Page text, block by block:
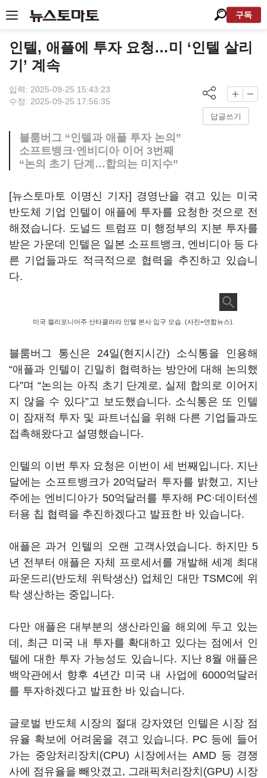
구독
인텔, 애플에 투자 요청…미 ‘인텔 살리
기’ 계속
입력: 2025-09-25 15:43:23
수정: 2025-09-25 17:56:35
답글쓰기
블룸버그 “인텔과 애플 투자 논의”
소프트뱅크·엔비디아 이어 3번째
“논의 초기 단계…합의는 미지수”
[뉴스토마토 이명신 기자] 경영난을 겪고 있는 미국
반도체 기업 인텔이 애플에 투자를 요청한 것으로 전
해졌습니다. 도널드 트럼프 미 행정부의 지분 투자를
받은 가운데 인텔은 일본 소프트뱅크, 엔비디아 등 다
른 기업들과도 적극적으로 협력을 추진하고 있습니
다.
미국 캘리포니아주 산타클라라 인텔 본사 입구 모습. (사진=연합뉴스).
블룸버그 통신은 24일(현지시간) 소식통을 인용해
“애플과 인텔이 긴밀히 협력하는 방안에 대해 논의했
다”며 “논의는 아직 초기 단계로, 실제 합의로 이어지
지 않을 수 있다”고 보도했습니다. 소식통은 또 인텔
이 잠재적 투자 및 파트너십을 위해 다른 기업들과도
접촉해왔다고 설명했습니다.
인텔의 이번 투자 요청은 이번이 세 번째입니다. 지난
달에는 소프트뱅크가 20억달러 투자를 밝혔고, 지난
주에는 엔비디아가 50억달러를 투자해 PC·데이터센
터용 칩 협력을 추진하겠다고 발표한 바 있습니다.
애플은 과거 인텔의 오랜 고객사였습니다. 하지만 5
년 전부터 애플은 자체 프로세서를 개발해 세계 최대
파운드리(반도체 위탁생산) 업체인 대만 TSMC에 위
탁 생산하는 중입니다.
다만 애플은 대부분의 생산라인을 해외에 두고 있는
데, 최근 미국 내 투자를 확대하고 있다는 점에서 인
텔에 대한 투자 가능성도 있습니다. 지난 8월 애플은
백악관에서 향후 4년간 미국 내 사업에 6000억달러
를 투자하겠다고 발표한 바 있습니다.
글로벌 반도체 시장의 절대 강자였던 인텔은 시장 점
유율 확보에 어려움을 겪고 있습니다. PC 등에 들어
가는 중앙처리장치(CPU) 시장에서는 AMD 등 경쟁
사에 점유율을 빼앗겼고, 그래픽처리장치(GPU) 시장